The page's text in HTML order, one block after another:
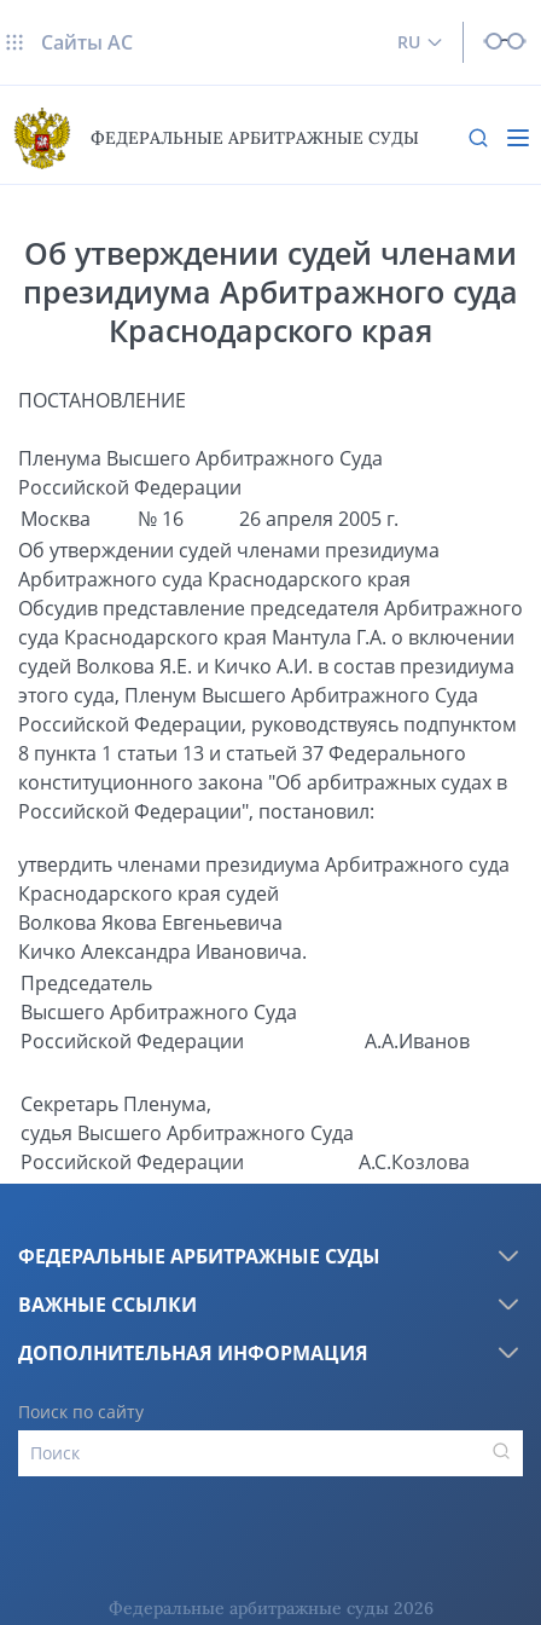
RU
Сайты AC
ФЕДЕРАЛЬНЫЕ АРБИТРАЖНЫЕ СУДЫ
Об утверждении судей членами
президиума Арбитражного суда
Краснодарского края
ПОСТАНОВЛЕНИЕ
Пленума Высшего Арбитражного Суда
Российской Федерации
Москва
№ 16
26 апреля 2005 г.
Об утверждении судей членами президиума
Арбитражного суда Краснодарского края
Обсудив представление председателя Арбитражного
суда Краснодарского края Мантула Г.А. о включении
судей Волкова Я.Е. и Кичко А.И. в состав президиума
этого суда, Пленум Высшего Арбитражного Суда
Российской Федерации, руководствуясь подпунктом
8 пункта 1 статьи 13 и статьей 37 Федерального
конституционного закона "Об арбитражных судах в
Российской Федерации", постановил:
утвердить членами президиума Арбитражного суда
Краснодарского края судей
Волкова Якова Евгеньевича
Кичко Александра Ивановича.
Председатель
Высшего Арбитражного Суда
Российской Федерации
А.А.Иванов
Секретарь Пленума,
судья Высшего Арбитражного Суда
Российской Федерации
А.С.Козлова
ФЕДЕРАЛЬНЫЕ АРБИТРАЖНЫЕ СУДЫ
ВАЖНЫЕ ССЫЛКИ
ДОПОЛНИТЕЛЬНАЯ ИНФОРМАЦИЯ
Поиск по сайту
Федеральные арбитражные суды 2026